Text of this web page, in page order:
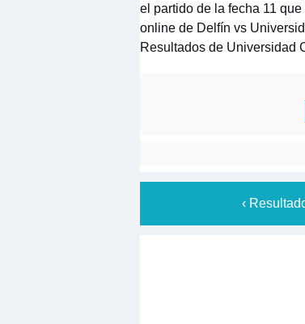
el partido de la fecha 11
online de Delfín vs
Resultados de Universidad
‹